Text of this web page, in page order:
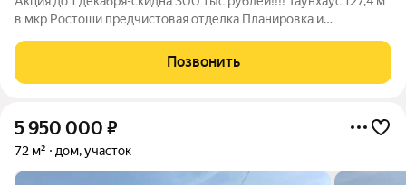
в мкр Ростоши предчистовая отделка Планировка и
Второй этаж: три комнаты и ванная комната. - Материал стен:
Позвонить
5 950 000 ₽
72 м² дом, участок